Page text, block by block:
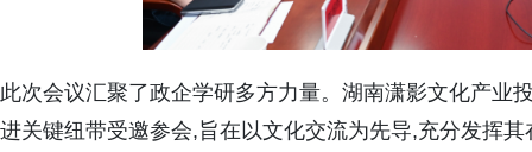
此次会议汇聚了政企学研多方力量。湖南潇影文化产业
进关键纽带受邀参会,旨在以文化交流为先导,充分发挥